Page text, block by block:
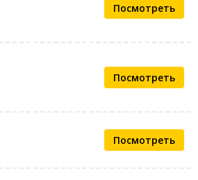
Посмотреть
Посмотреть
Посмотреть